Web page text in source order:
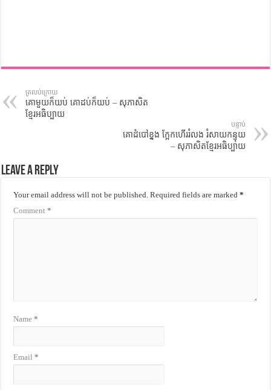
ត្រលប់ក្រោយ
គោមួយក៏យប់ គោដប់ក៏យប់ – សុភាសិត
ខ្មែរអធិប្បាយ
បន្ទាប់
គោដំបៅខ្នង ក្អែកហើររំលង រំសាយកន្ទុយ
– សុភាសិតខ្មែរអធិប្បាយ
Leave a Reply
Your email address will not be published. Required fields are marked*
Comment*
Name*
Email*